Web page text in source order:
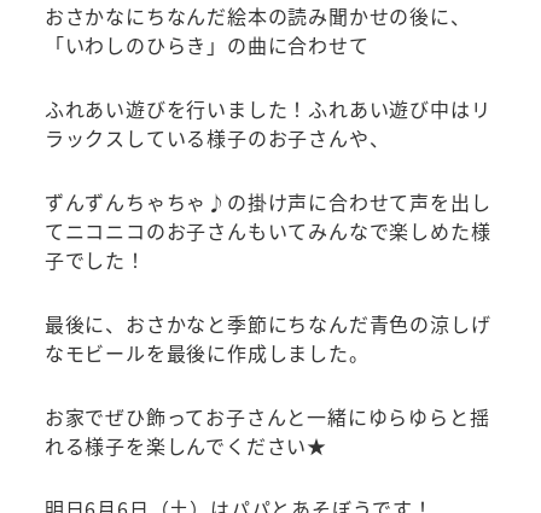
おさかなにちなんだ絵本の読み聞かせの後に、
「いわしのひらき」の曲に合わせて
ふれあい遊びを行いました！ふれあい遊び中はリ
ラックスしている様子のお子さんや、
ずんずんちゃちゃ♪の掛け声に合わせて声を出し
てニコニコのお子さんもいてみんなで楽しめた様
子でした！
最後に、おさかなと季節にちなんだ青色の涼しげ
なモビールを最後に作成しました。
お家でぜひ飾ってお子さんと一緒にゆらゆらと揺
れる様子を楽しんでください★